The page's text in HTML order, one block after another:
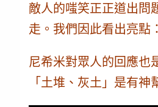
敵人的嗤笑正正道出問
走。我們因此看出亮點：
尼希米對眾人的回應也
「土堆、灰土」是有